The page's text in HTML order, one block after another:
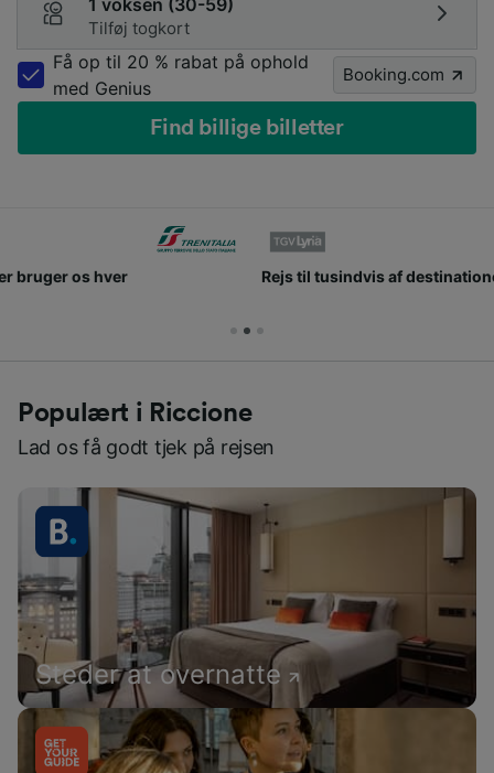
1 voksen (30-59)
Tilføj togkort
Få op til 20 % rabat på ophold
med Genius
Booking.com
Find billige billetter
Rejs til tusindvis af destinationer i 45 lande
Populært i Riccione
Lad os få godt tjek på rejsen
Steder at overnatte